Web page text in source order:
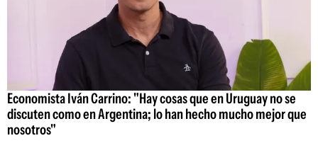
Economista Iván Carrino: "Hay cosas que en Uruguay no se
discuten como en Argentina; lo han hecho mucho mejor que
nosotros"